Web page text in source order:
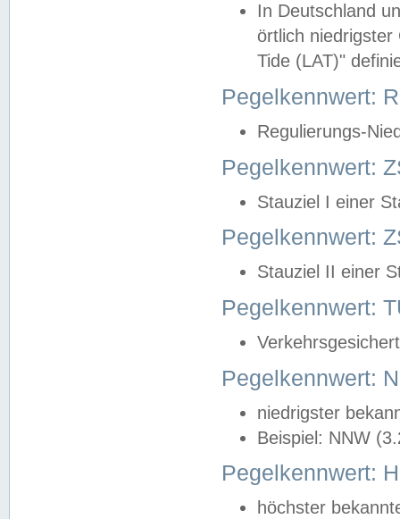
In Deutschland
örtlich
Tide (LAT)"
Pegelkennwert:
Regulierungs-
Pegelkennwert:
Stauziel I einer
Pegelkennwert:
Stauziel II einer
Pegelkennwert:
Pegelkennwert:
niedrigster
Beispiel: NNW
Pegelkennwert:
höchster